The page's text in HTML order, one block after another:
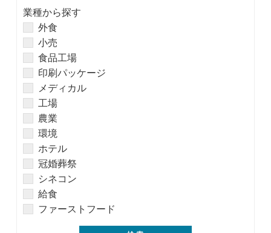
業種から探す
外食
小売
食品工場
印刷パッケージ
メディカル
工場
農業
環境
ホテル
冠婚葬祭
シネコン
給食
ファーストフード